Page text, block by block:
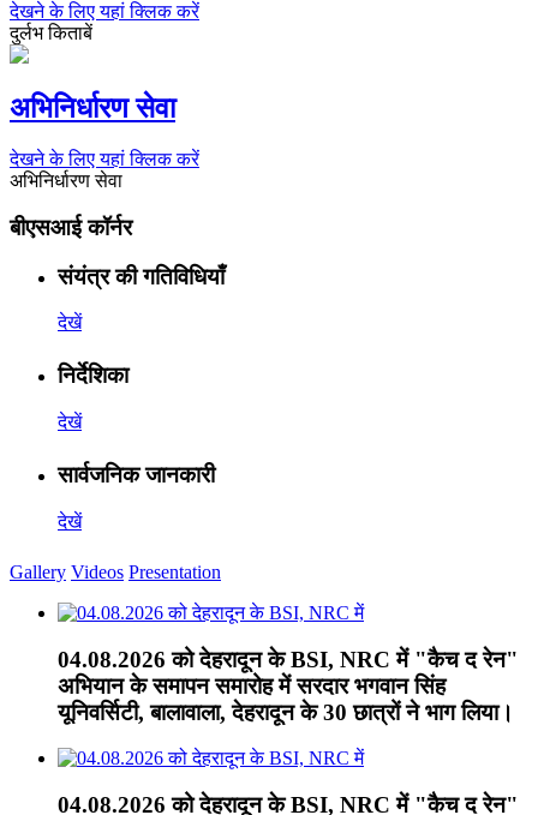
देखने के लिए यहां क्लिक करें
दुर्लभ किताबें
अभिनिर्धारण सेवा
देखने के लिए यहां क्लिक करें
अभिनिर्धारण सेवा
बीएसआई कॉर्नर
संयंत्र की गतिविधियाँ
देखें
निर्देशिका
देखें
सार्वजनिक जानकारी
देखें
Gallery Videos Presentation
04.08.2026 को देहरादून के BSI, NRC में "कैच द रेन"
अभियान के समापन समारोह में सरदार भगवान सिंह
यूनिवर्सिटी, बालावाला, देहरादून के 30 छात्रों ने भाग लिया।
04.08.2026 को देहरादून के BSI, NRC में "कैच द रेन"